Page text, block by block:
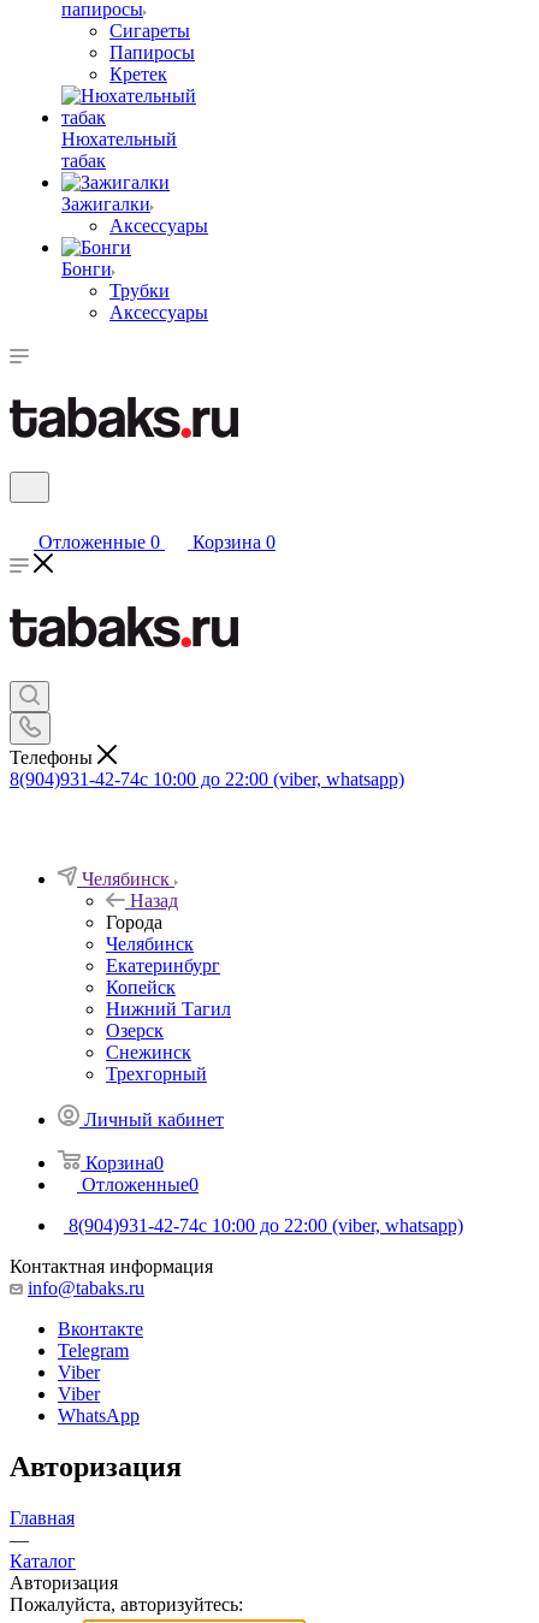
папиросы
Сигареты
Папиросы
Кретек
Нюхательный
табак
Зажигалки
Аксессуары
Бонги
Трубки
Аксессуары
Отложенные 0 Корзина 0
Телефоны
8(904)931-42-74с 10:00 до 22:00 (viber, whatsapp)
Челябинск
Назад
Города
Челябинск
Екатеринбург
Копейск
Нижний Тагил
Озерск
Снежинск
Трехгорный
Личный кабинет
Корзина0
Отложенные0
8(904)931-42-74с 10:00 до 22:00 (viber, whatsapp)
Контактная информация
info@tabaks.ru
Вконтакте
Telegram
Viber
Viber
WhatsApp
Авторизация
Главная
—
Каталог
Авторизация
Пожалуйста, авторизуйтесь: